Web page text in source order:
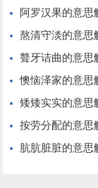
阿罗汉果的意思
熬清守淡的意思
聱牙诘曲的意思
懊恼泽家的意思
矮矮实实的意思
按劳分配的意思
肮肮脏脏的意思